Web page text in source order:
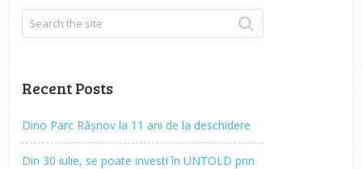
Recent Posts
Dino Parc Râșnov la 11 ani de la deschidere
Din 30 iulie, se poate investi în UNTOLD prin